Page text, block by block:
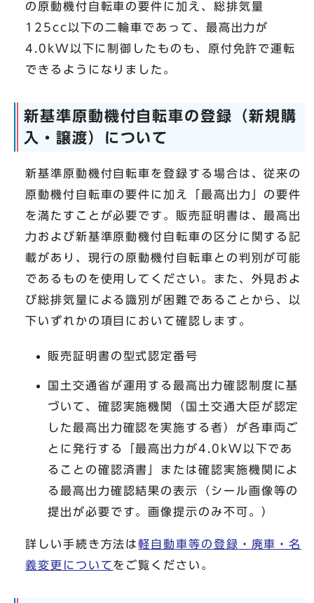
の原動機付自転車の要件に加え、総排気量
125cc以下の二輪車であって、最高出力が
4.0kW以下に制御したものも、原付免許で運転
できるようになりました。
新基準原動機付自転車の登録（新規購
入・譲渡）について
新基準原動機付自転車を登録する場合は、従来の
原動機付自転車の要件に加え「最高出力」の要件
を満たすことが必要です。販売証明書は、最高出
力および新基準原動機付自転車の区分に関する記
載があり、現行の原動機付自転車との判別が可能
であるものを使用してください。また、外見およ
び総排気量による識別が困難であることから、以
下いずれかの項目において確認します。
販売証明書の型式認定番号
国土交通省が運用する最高出力確認制度に基
づいて、確認実施機関（国土交通大臣が認定
した最高出力確認を実施する者）が各車両ご
とに発行する「最高出力が4.0kW以下であ
ることの確認済書」または確認実施機関によ
る最高出力確認結果の表示（シール画像等の
提出が必要です。画像提示のみ不可。）
詳しい手続き方法は軽自動車等の登録・廃車・名
義変更についてをご覧ください。